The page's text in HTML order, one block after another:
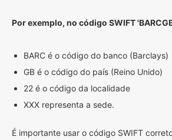
Por exemplo, no código SWIFT
BARC é o código do banco (Barclays)
GB é o código do país (Reino Unido)
22 é o código da localidade
XXX representa a sede.
É importante usar o código SWIFT